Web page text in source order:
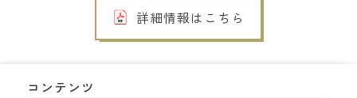
詳細情報はこちら
コンテンツ